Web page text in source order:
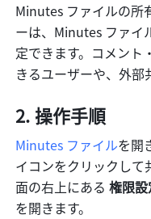
Minutes ファイルの所
ーは、Minutes ファイ
定できます。コメント
きるユーザーや、外部
操作手順
Minutes ファイルを開
イコンをクリックして
面の右上にある 権限
を開きます。